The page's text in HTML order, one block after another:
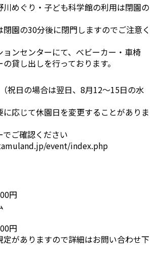
めぐり・子ども科学館の利用は閉園の
園の30分後に閉門しますのでご注意く
ンセンターにて、べビーカー・車椅
貸し出しを行っております。
日の場合は翌日、8月12～15日の水
応じて休園日を変更することがありま
ご確認ください
event/index.php
円
円
がありますので詳細はお問い合わせ下